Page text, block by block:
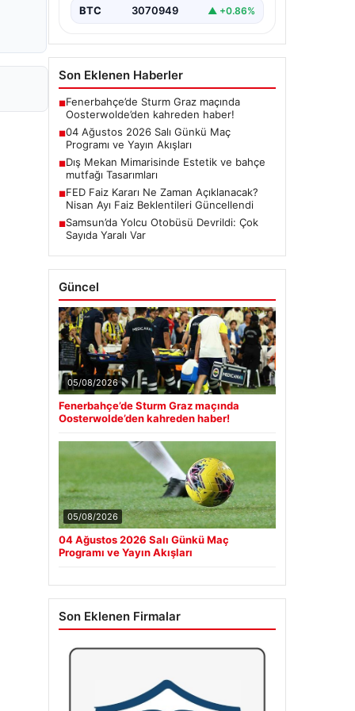
BTC 3070949 ▲ +0.86%
Son Eklenen Haberler
■Fenerbahçe’de Sturm Graz maçında
Oosterwolde’den kahreden haber!
■04 Ağustos 2026 Salı Günkü Maç
Programı ve Yayın Akışları
■Dış Mekan Mimarisinde Estetik ve bahçe
mutfağı Tasarımları
■FED Faiz Kararı Ne Zaman Açıklanacak?
Nisan Ayı Faiz Beklentileri Güncellendi
■Samsun’da Yolcu Otobüsü Devrildi: Çok
Sayıda Yaralı Var
Güncel
05/08/2026
Fenerbahçe’de Sturm Graz maçında
Oosterwolde’den kahreden haber!
05/08/2026
04 Ağustos 2026 Salı Günkü Maç
Programı ve Yayın Akışları
Son Eklenen Firmalar